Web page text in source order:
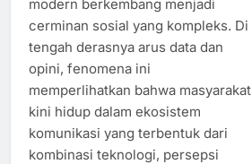
modern berkembang menjadi
cerminan sosial yang kompleks. Di
tengah derasnya arus data dan
opini, fenomena ini
memperlihatkan bahwa masyarakat
kini hidup dalam ekosistem
komunikasi yang terbentuk dari
kombinasi teknologi, persepsi